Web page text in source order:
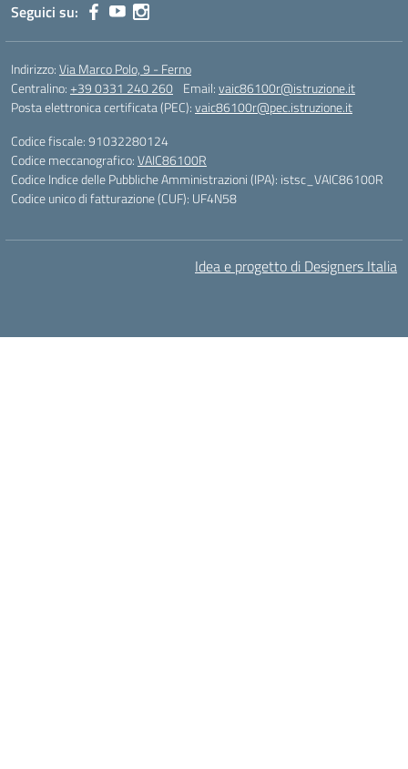
Seguici su:
Indirizzo:Via Marco Polo, 9 - Ferno
Centralino:+39 0331 240 260 Email:vaic86100r@istruzione.it
Posta elettronica certificata (PEC):vaic86100r@pec.istruzione.it
Codice fiscale: 91032280124
Codice meccanografico:VAIC86100R
Codice Indice delle Pubbliche Amministrazioni (IPA): istsc_VAIC86100R
Codice unico di fatturazione (CUF): UF4N58
Idea e progetto di Designers Italia